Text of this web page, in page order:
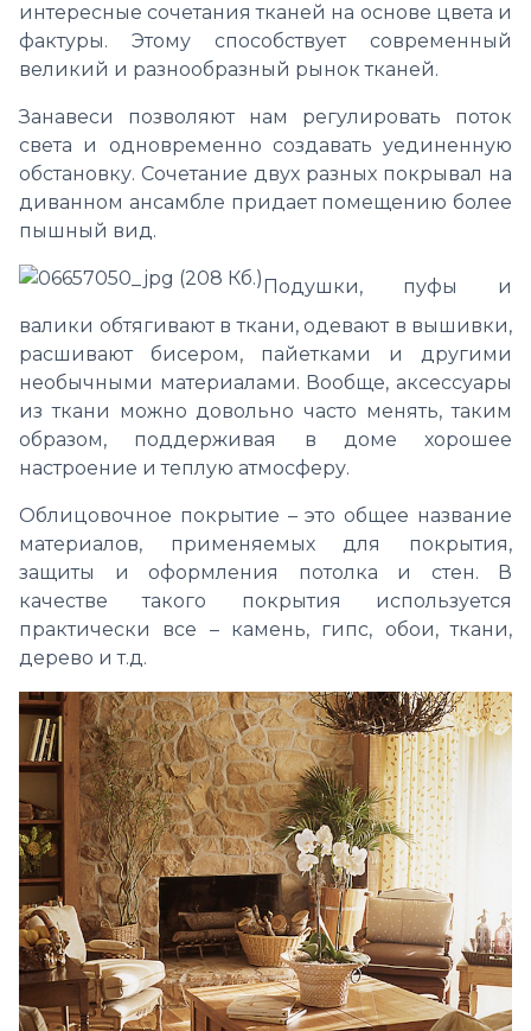
интересные сочетания тканей на основе цвета и
фактуры. Этому способствует современный
великий и разнообразный рынок тканей.
Занавеси позволяют нам регулировать поток
света и одновременно создавать уединенную
обстановку. Сочетание двух разных покрывал на
диванном ансамбле придает помещению более
пышный вид.
Подушки, пуфы и
валики обтягивают в ткани, одевают в вышивки,
расшивают бисером, пайетками и другими
необычными материалами. Вообще, аксессуары
из ткани можно довольно часто менять, таким
образом, поддерживая в доме хорошее
настроение и теплую атмосферу.
Облицовочное покрытие – это общее название
материалов, применяемых для покрытия,
защиты и оформления потолка и стен. В
качестве такого покрытия используется
практически все – камень, гипс, обои, ткани,
дерево и т.д.